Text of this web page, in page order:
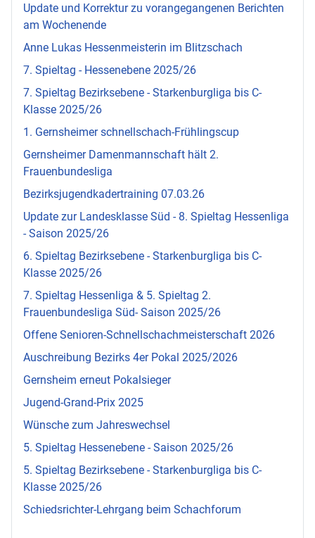
Update und Korrektur zu vorangegangenen Berichten
am Wochenende
Anne Lukas Hessenmeisterin im Blitzschach
7. Spieltag - Hessenebene 2025/26
7. Spieltag Bezirksebene - Starkenburgliga bis C-
Klasse 2025/26
1. Gernsheimer schnellschach-Frühlingscup
Gernsheimer Damenmannschaft hält 2.
Frauenbundesliga
Bezirksjugendkadertraining 07.03.26
Update zur Landesklasse Süd - 8. Spieltag Hessenliga
- Saison 2025/26
6. Spieltag Bezirksebene - Starkenburgliga bis C-
Klasse 2025/26
7. Spieltag Hessenliga & 5. Spieltag 2.
Frauenbundesliga Süd- Saison 2025/26
Offene Senioren-Schnellschachmeisterschaft 2026
Auschreibung Bezirks 4er Pokal 2025/2026
Gernsheim erneut Pokalsieger
Jugend-Grand-Prix 2025
Wünsche zum Jahreswechsel
5. Spieltag Hessenebene - Saison 2025/26
5. Spieltag Bezirksebene - Starkenburgliga bis C-
Klasse 2025/26
Schiedsrichter-Lehrgang beim Schachforum